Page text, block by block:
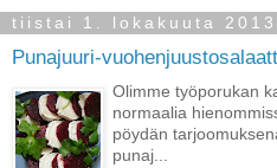
tiistai 1. lokakuuta 2013
Punajuuri-
Olimme työporukan
normaalia
pöydän
punaj...